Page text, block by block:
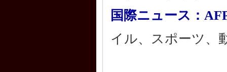
国際ニュース：
イル、スポーツ、